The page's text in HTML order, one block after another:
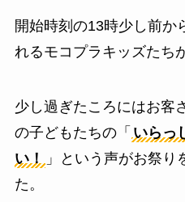
開始時刻の13時少し前か
れるモコプラキッズたち
少し過ぎたころにはお客
の子どもたちの「 いらっ
い！
」という声がお祭り
た。